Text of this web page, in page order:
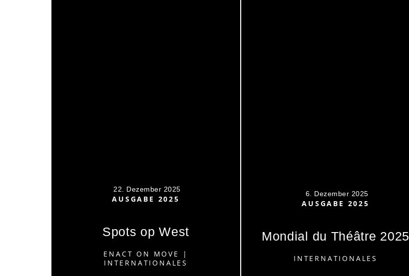
22. Dezember 2025
AUSGABE 2025
Spots op West
ENACT ON MOVE
|
INTERNATIONALES
6. Dezember 2025
AUSGABE 2025
Mondial du Théâtre 2025
INTERNATIONALES